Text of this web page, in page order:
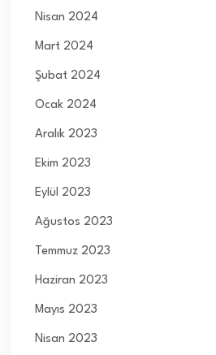
Nisan 2024
Mart 2024
Şubat 2024
Ocak 2024
Aralık 2023
Ekim 2023
Eylül 2023
Ağustos 2023
Temmuz 2023
Haziran 2023
Mayıs 2023
Nisan 2023